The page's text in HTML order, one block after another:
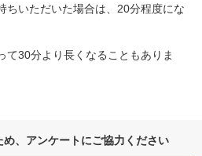
ちいただいた場合は、20分程度にな
30分より長くなることもありま
、アンケートにご協力ください